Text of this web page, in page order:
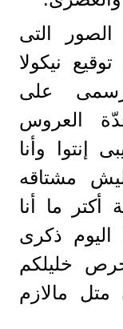
التى
نيكولا
على
العروس
إنتوا وأنا
مشتاقه
أكتر ما أنا
اليوم ذكرى
خليلكم
مالازم